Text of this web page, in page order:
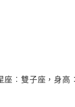
座︰雙子座，身